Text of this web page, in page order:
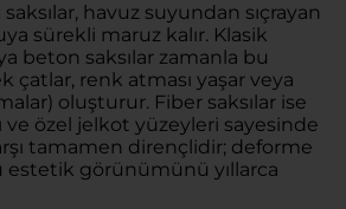
havuz suyundan sıçrayan
sürekli maruz kalır. Klasik
beton saksılar zamanla bu
çatlar, renk atması yaşar veya
oluşturur. Fiber saksılar ise
ve özel jelkot yüzeyleri sayesinde
tamamen dirençlidir; deforme
estetik görünümünü yıllarca